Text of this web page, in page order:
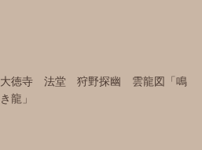
大徳寺 法堂 狩野探幽 雲龍図「鳴
き龍」